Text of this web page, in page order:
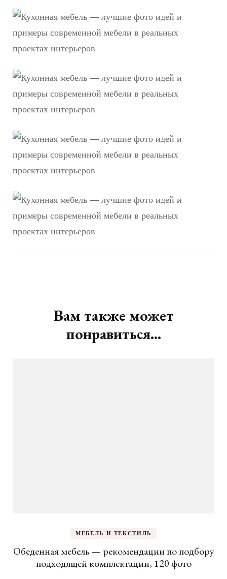
записямВам также может
понравиться...
МЕБЕЛЬ И ТЕКСТИЛЬ
Обеденная мебель — рекомендации по подбору
подходящей комплектации, 120 фото